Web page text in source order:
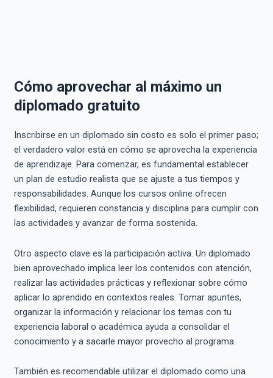
Cómo aprovechar al máximo un
diplomado gratuito
Inscribirse en un diplomado sin costo es solo el primer paso;
el verdadero valor está en cómo se aprovecha la experiencia
de aprendizaje. Para comenzar, es fundamental establecer
un plan de estudio realista que se ajuste a tus tiempos y
responsabilidades. Aunque los cursos online ofrecen
flexibilidad, requieren constancia y disciplina para cumplir con
las actividades y avanzar de forma sostenida.
Otro aspecto clave es la participación activa. Un diplomado
bien aprovechado implica leer los contenidos con atención,
realizar las actividades prácticas y reflexionar sobre cómo
aplicar lo aprendido en contextos reales. Tomar apuntes,
organizar la información y relacionar los temas con tu
experiencia laboral o académica ayuda a consolidar el
conocimiento y a sacarle mayor provecho al programa.
También es recomendable utilizar el diplomado como una